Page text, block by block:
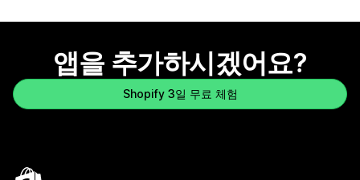
앱을 추가하시겠어요?
Shopify 3일 무료 체험